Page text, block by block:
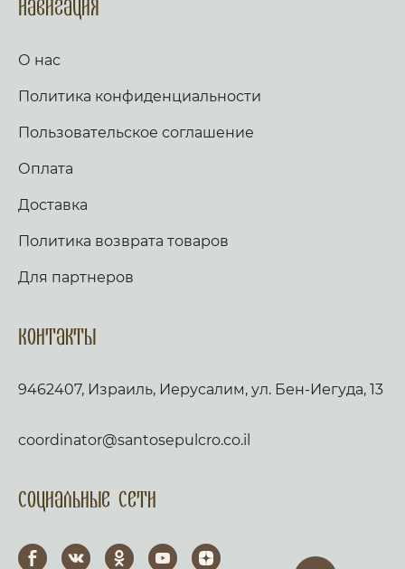
Навигация
О нас
Политика конфиденциальности
Пользовательское соглашение
Оплата
Доставка
Политика возврата товаров
Для партнеров
Контакты
9462407, Израиль, Иерусалим, ул. Бен-Иегуда, 13
coordinator@santosepulcro.co.il
Социальные сети